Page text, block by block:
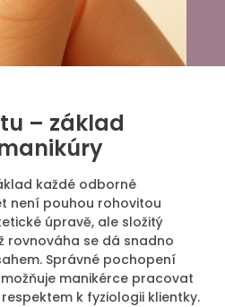
– základ
každé odborné
není pouhou rohovitou
úpravě, ale složitý
rovnováha se dá snadno
Správné pochopení
manikérce pracovat
k fyziologii klientky.